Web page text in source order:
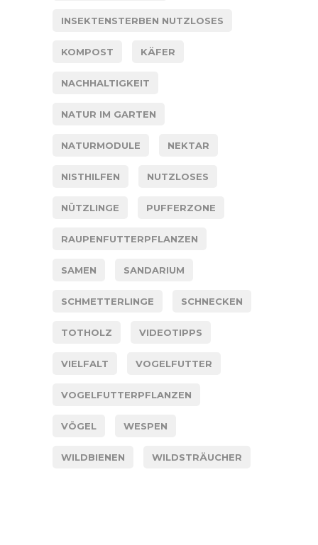
INSEKTENSTERBEN NUTZLOSES
KOMPOST KÄFER
NACHHALTIGKEIT
NATUR IM GARTEN
NATURMODULE NEKTAR
NISTHILFEN NUTZLOSES
NÜTZLINGE PUFFERZONE
RAUPENFUTTERPFLANZEN
SAMEN SANDARIUM
SCHMETTERLINGE SCHNECKEN
TOTHOLZ VIDEOTIPPS
VIELFALT VOGELFUTTER
VOGELFUTTERPFLANZEN
VÖGEL WESPEN
WILDBIENEN WILDSTRÄUCHER